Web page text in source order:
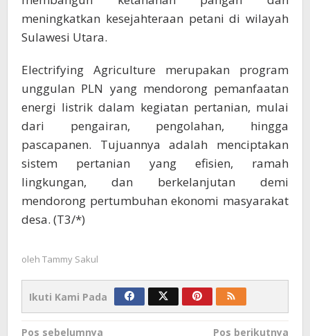
meningkatkan kesejahteraan petani di wilayah
Sulawesi Utara.
Electrifying Agriculture merupakan program
unggulan PLN yang mendorong pemanfaatan
energi listrik dalam kegiatan pertanian, mulai
dari pengairan, pengolahan, hingga
pascapanen. Tujuannya adalah menciptakan
sistem pertanian yang efisien, ramah
lingkungan, dan berkelanjutan demi
mendorong pertumbuhan ekonomi masyarakat
desa. (T3/*)
oleh Tammy Sakul
Ikuti Kami Pada
Pos sebelumnya Pos berikutnya